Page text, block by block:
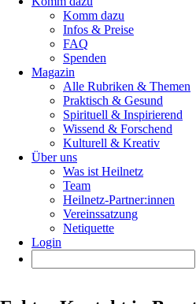
Komm dazu
Infos & Preise
FAQ
Spenden
Magazin
Alle Rubriken & Themen
Praktisch & Gesund
Spirituell & Inspirierend
Wissend & Forschend
Kulturell & Kreativ
Über uns
Was ist Heilnetz
Team
Heilnetz-Partner:innen
Vereinssatzung
Netiquette
Login